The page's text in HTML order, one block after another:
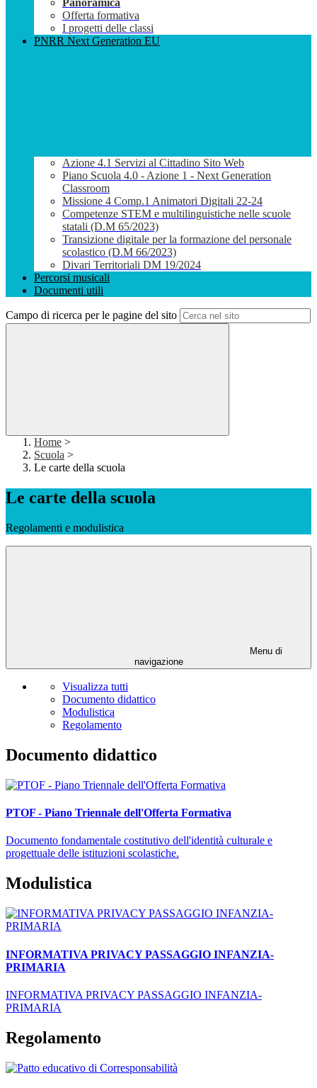
Panoramica
Offerta formativa
I progetti delle classi
PNRR Next Generation EU
Azione 4.1 Servizi al Cittadino Sito Web
Piano Scuola 4.0 - Azione 1 - Next Generation
Classroom
Missione 4 Comp.1 Animatori Digitali 22-24
Competenze STEM e multilinguistiche nelle scuole
statali (D.M 65/2023)
Transizione digitale per la formazione del personale
scolastico (D.M 66/2023)
Divari Territoriali DM 19/2024
Percorsi musicali
Documenti utili
Campo di ricerca per le pagine del sito
Home >
Scuola >
Le carte della scuola
Le carte della scuola
Regolamenti e modulistica
Menu di
navigazione
Visualizza tutti
Documento didattico
Modulistica
Regolamento
Documento didattico
PTOF - Piano Triennale dell'Offerta Formativa
Documento fondamentale costitutivo dell'identità culturale e
progettuale delle istituzioni scolastiche.
Modulistica
INFORMATIVA PRIVACY PASSAGGIO INFANZIA-
PRIMARIA
INFORMATIVA PRIVACY PASSAGGIO INFANZIA-
PRIMARIA
Regolamento